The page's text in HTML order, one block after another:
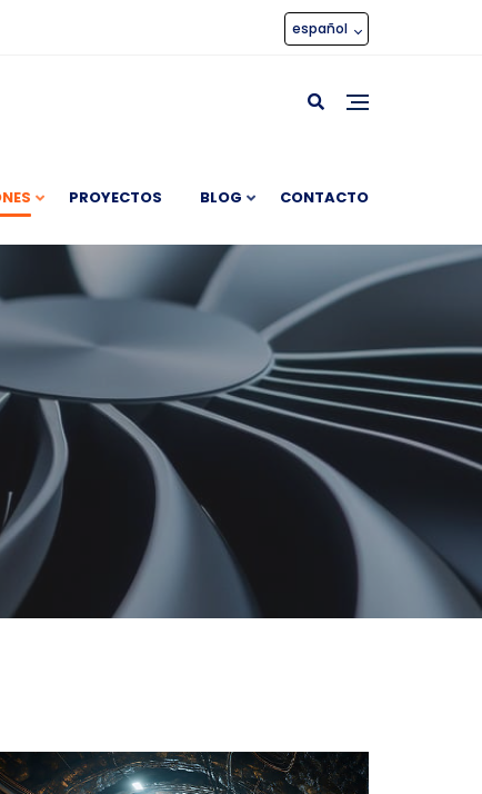
español
PROYECTOS BLOG CONTACTO